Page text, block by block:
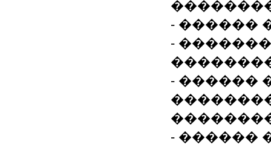
- ������
-
- ������
- ������